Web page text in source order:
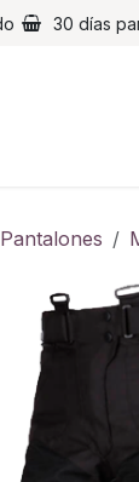
30 días
Pantalones